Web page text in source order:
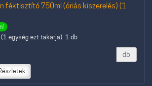
féktisztító 750ml (óriás kiszerelés) (1
egység ezt takarja): 1 db
db